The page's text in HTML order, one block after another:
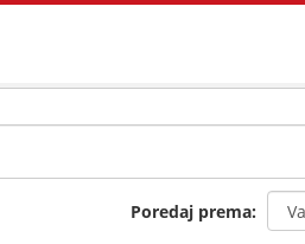
Poredaj prema